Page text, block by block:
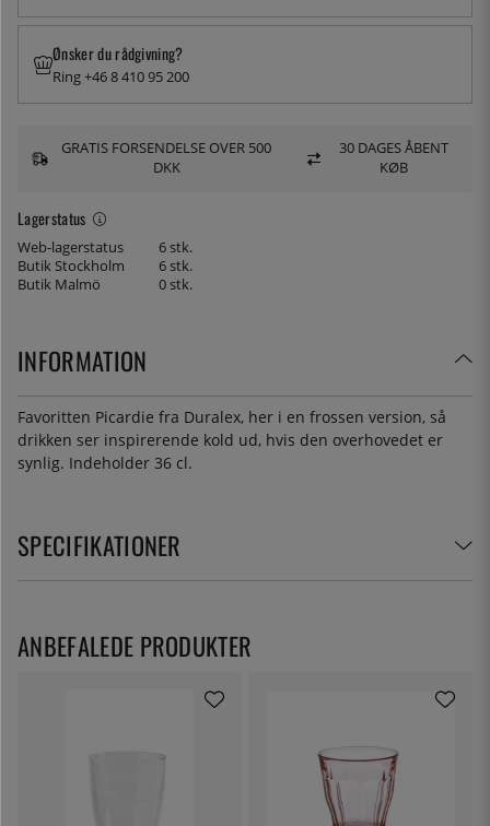
Lagerstatus
Web-lagerstatus
6 stk.
Butik Stockholm
6 stk.
Butik Malmö
0 stk.
Ønsker du rådgivning?
Ring +46 8 410 95 200
GRATIS FORSENDELSE OVER 500
DKK
30 DAGES ÅBENT
KØB
INFORMATION
Favoritten Picardie fra Duralex, her i en frossen version, så
drikken ser inspirerende kold ud, hvis den overhovedet er
synlig. Indeholder 36 cl.
SPECIFIKATIONER
ANBEFALEDE PRODUKTER